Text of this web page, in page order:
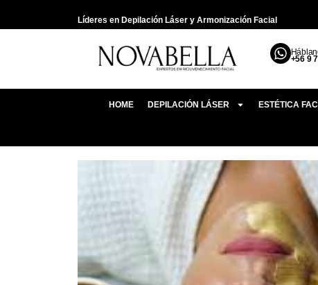
Líderes en Depilación Láser y Armonización Facial
+56 9
HOME DEPILACIÓN LÁSER ESTÉTICA